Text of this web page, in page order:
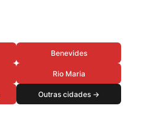
Benevides
Rio Maria
Outras cidades →